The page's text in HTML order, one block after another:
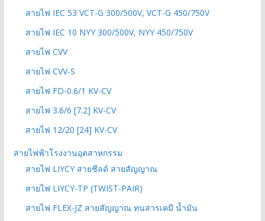
สายไฟ IEC 53 VCT-G 300/500V, VCT-G 450/750V
สายไฟ IEC 10 NYY 300/500V, NYY 450/750V
สายไฟ CVV
สายไฟ CVV-S
สายไฟ FD-0.6/1 KV-CV
สายไฟ 3.6/6 [7.2] KV-CV
สายไฟ 12/20 [24] KV-CV
สายไฟฟ้าโรงงานอุตสาหกรรม
สายไฟ LIYCY สายชีลด์ สายสัญญาณ
สายไฟ LIYCY-TP (TWIST-PAIR)
สายไฟ FLEX-JZ สายสัญญาณ ทนสารเคมี น้ำมัน